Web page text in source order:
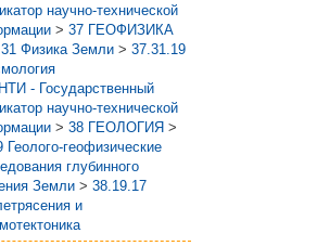
научно-технической
> 37 ГЕОФИЗИКА
Физика Земли > 37.31.19
- Государственный
научно-технической
> 38 ГЕОЛОГИЯ >
Геолого-геофизические
глубинного
Земли > 38.19.17
и